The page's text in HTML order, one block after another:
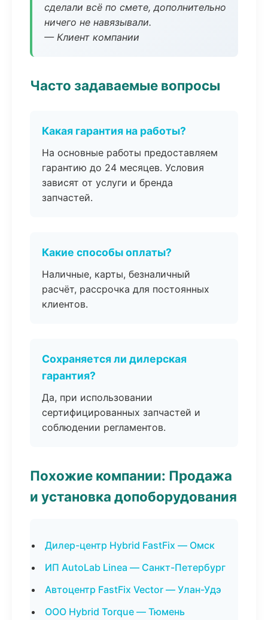
сделали всё по смете, дополнительно
ничего не навязывали.
— Клиент компании
Часто задаваемые вопросы
Какая гарантия на работы?
На основные работы предоставляем
гарантию до 24 месяцев. Условия
зависят от услуги и бренда
запчастей.
Какие способы оплаты?
Наличные, карты, безналичный
расчёт, рассрочка для постоянных
клиентов.
Сохраняется ли дилерская
гарантия?
Да, при использовании
сертифицированных запчастей и
соблюдении регламентов.
Похожие компании: Продажа
и установка допоборудования
Дилер-центр Hybrid FastFix — Омск
ИП AutoLab Linea — Санкт-Петербург
Автоцентр FastFix Vector — Улан-Удэ
ООО Hybrid Torque — Тюмень